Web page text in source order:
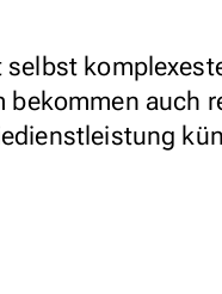
bekommen auch